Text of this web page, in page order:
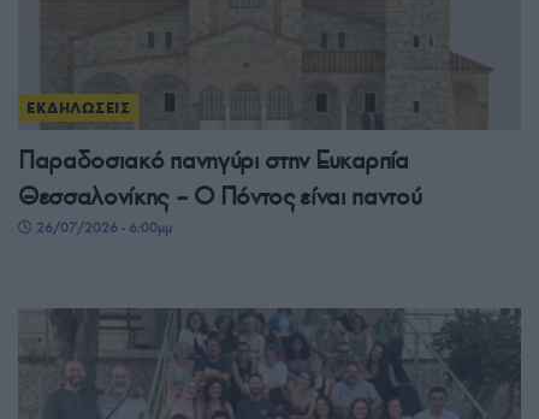
ΕΚΔΗΛΩΣΕΙΣ
Παραδοσιακό πανηγύρι στην Ευκαρπία
Θεσσαλονίκης – Ο Πόντος είναι παντού
26/07/2026 - 6:00μμ